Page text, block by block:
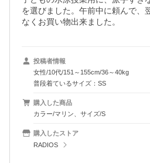
を選びました。午前中に頼んで、
なくお買い物出来ました。
投稿者情報
女性/10代/151～155cm/36～40kg
普段着ているサイズ：SS
購入した商品
カラー/マリン、サイズ/S
購入したストア
RADIOS